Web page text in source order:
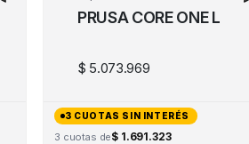
PRUSA CORE ONE L
$ 5.073.969
3 CUOTAS SIN INTERÉS
3 cuotas de$ 1.691.323